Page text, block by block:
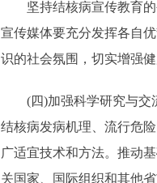
坚持结核病宣传教育的
宣传媒体要充分发挥各自
识的社会氛围，切实增强健
(四)加强科学研究与交流
结核病发病机理、流行危
广适宜技术和方法。推动
关国家、国际组织和其他